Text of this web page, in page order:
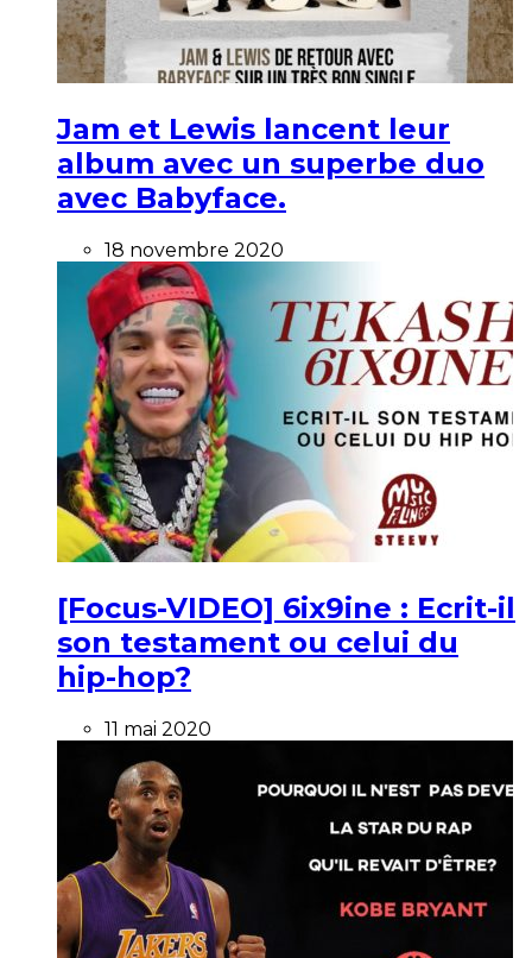
Jam et Lewis lancent leur
album avec un superbe duo
avec Babyface.
18 novembre 2020
[Focus-VIDEO] 6ix9ine : Ecrit-il
son testament ou celui du
hip-hop?
11 mai 2020